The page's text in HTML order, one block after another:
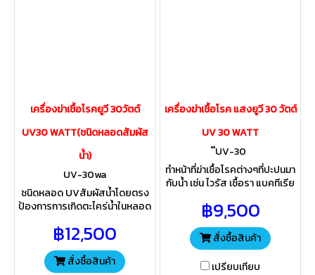
เครื่องฆ่าเชื้อโรคยูวี 30วัตต์
UV30 WATT(ชนิดหลอดสัมผัส
น้ำ)
UV-30wa
ชนิดหลอด UVสัมผัสน้ำโดยตรง
ป้องการการเกิดตะไคร่น้ำในหลอด
ที่ปะปนมากับน้ำ เช่น ไวรัส เชื้อรา
แบคทีเรีย ฯลฯ
฿12,500
สั่งซื้อสินค้า
เครื่องฆ่าเชื้อโรค แสงยูวี 30 วัตต์
UV 30 WATT
๊UV-30
ทำหน้าที่ฆ่าเชื้อโรคต่างๆที่ปะปนมา
กับน้ำ เช่น ไวรัส เชื้อรา แบคทีเรีย
ปราศจากเชื้อโรค พร้อมดื่มได้
ทันที
฿9,500
สั่งซื้อสินค้า
เปรียบเทียบ